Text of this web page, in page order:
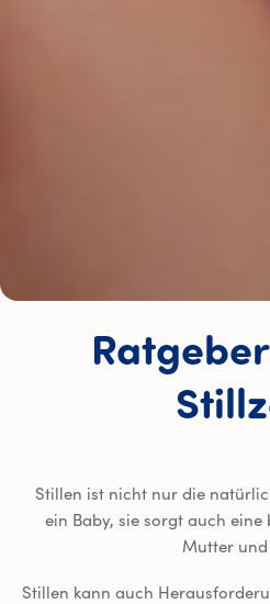
Stillen ist nicht nur die
ein Baby, sie sorgt auch
Mutter und
Stillen kann auch